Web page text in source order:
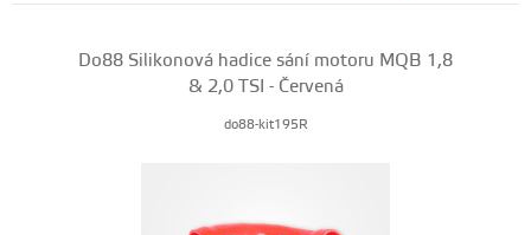
Do88 Silikonová hadice sání motoru MQB 1,8
& 2,0 TSI - Červená
do88-kit195R